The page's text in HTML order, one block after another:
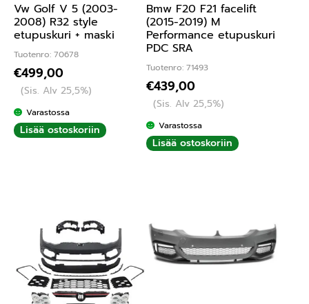
Vw Golf V 5 (2003-
2008) R32 style
etupuskuri + maski
Tuotenro: 70678
€499,00
(Sis. Alv 25,5%)
Varastossa
Lisää ostoskoriin
Bmw F20 F21 facelift
(2015-2019) M
Performance etupuskuri
PDC SRA
Tuotenro: 71493
€439,00
(Sis. Alv 25,5%)
Varastossa
Lisää ostoskoriin